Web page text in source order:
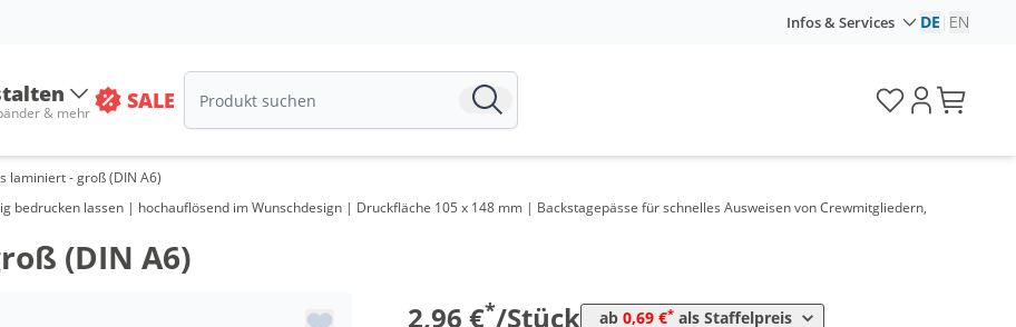
Infos & Services DE EN
& mehr SALE
laminiert - groß (DIN A6)
lassen | hochauflösend im Wunschdesign | Druckfläche 105 x 148 mm | Backstagepässe für schnelles Ausweisen von Crewmitgliedern,
(DIN A6)
2,96 €*/Stück ab 0,69 €* als Staffelpreis
ab 200 Stück